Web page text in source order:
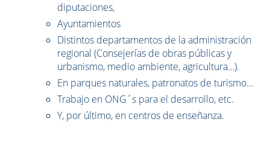
diputaciones,
Ayuntamientos
Distintos departamentos de la administración
regional (Consejerías de obras públicas y
urbanismo, medio ambiente, agricultura…).
En parques naturales, patronatos de turismo…
Trabajo en ONG´s para el desarrollo, etc.
Y, por último, en centros de enseñanza.